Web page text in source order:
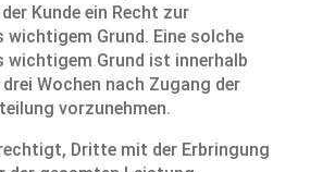
Kunde ein Recht zur
wichtigem Grund. Eine solche
wichtigem Grund ist innerhalb
Wochen nach Zugang der
vorzunehmen.
Dritte mit der Erbringung